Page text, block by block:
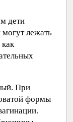
дети
лежать
При
формы